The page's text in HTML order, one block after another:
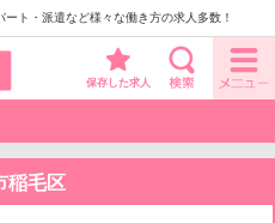
ト・派遣など様々な働き方の求人多数！
保存した求人
稲毛区